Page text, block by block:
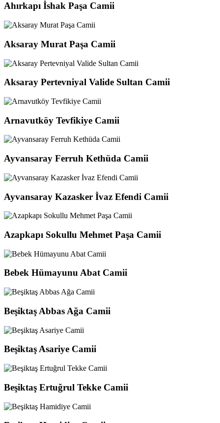
Ahırkapı İshak Paşa Camii
Aksaray Murat Paşa Camii
Aksaray Pertevniyal Valide Sultan Camii
Arnavutköy Tevfikiye Camii
Ayvansaray Ferruh Kethüda Camii
Ayvansaray Kazasker İvaz Efendi Camii
Azapkapı Sokullu Mehmet Paşa Camii
Bebek Hümayunu Abat Camii
Beşiktaş Abbas Ağa Camii
Beşiktaş Asariye Camii
Beşiktaş Ertuğrul Tekke Camii